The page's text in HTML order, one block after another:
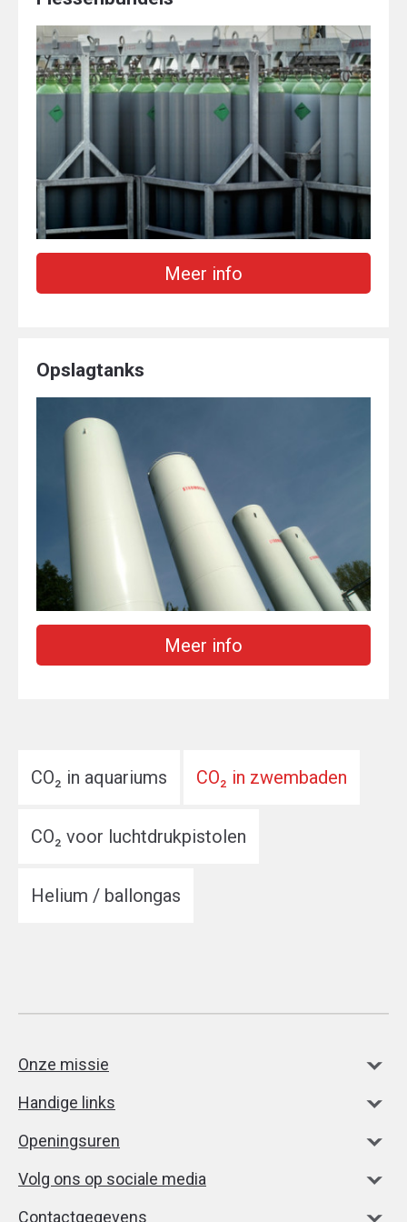
Meer info
Opslagtanks
Meer info
CO₂ in aquariums CO₂ in zwembaden
CO₂ voor luchtdrukpistolen
Helium / ballongas
Onze missie
Handige links
Openingsuren
Volg ons op sociale media
Contactgegevens